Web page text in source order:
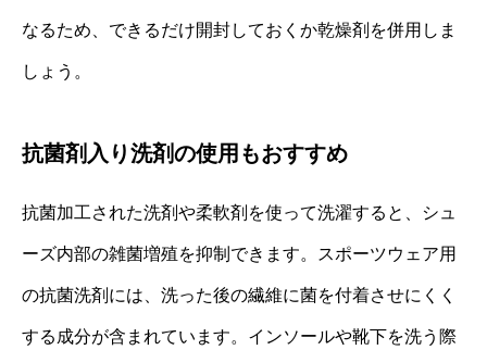
なるため、できるだけ開封しておくか乾燥剤を併用しま
しょう。
抗菌剤入り洗剤の使用もおすすめ
抗菌加工された洗剤や柔軟剤を使って洗濯すると、シュ
ーズ内部の雑菌増殖を抑制できます。スポーツウェア用
の抗菌洗剤には、洗った後の繊維に菌を付着させにくく
する成分が含まれています。インソールや靴下を洗う際